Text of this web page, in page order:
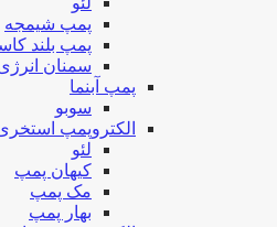
پمپ شیمجه
پمپ بلند
سمنان
پمپ آبنما
سوبو
الکتروپمپ
لئو
کیهان پمپ
مک پمپ
بهار پمپ